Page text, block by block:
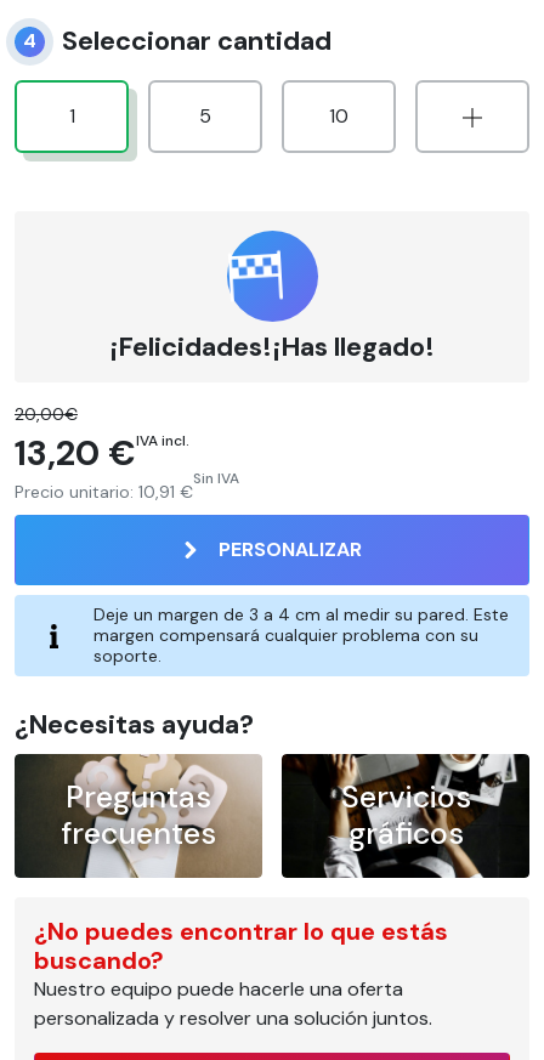
4 Seleccionar cantidad
1 5 10
¡Felicidades!¡Has llegado!
20,00€
13,20 €IVA incl.
Precio unitario: 10,91 €
Sin IVA
PERSONALIZAR
Deje un margen de 3 a 4 cm al medir su pared. Este
margen compensará cualquier problema con su
soporte.
¿Necesitas ayuda?
Preguntas
frecuentes
Servicios
gráficos
¿No puedes encontrar lo que estás
buscando?
Nuestro equipo puede hacerle una oferta
personalizada y resolver una solución juntos.